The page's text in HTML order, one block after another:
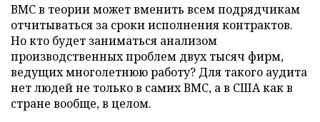
ВМС в теории может вменить всем подрядчикам
отчитываться за сроки исполнения контрактов.
Но кто будет заниматься анализом
производственных проблем двух тысяч фирм,
ведущих многолетнюю работу? Для такого аудита
нет людей не только в самих ВМС, а в США как в
стране вообще, в целом.